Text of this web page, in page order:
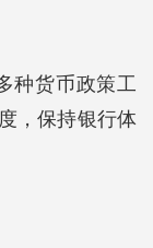
种货币政策工
，保持银行体